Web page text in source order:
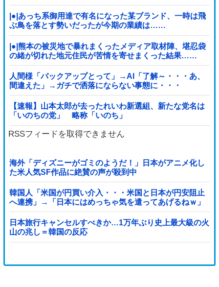
|●|あっち系御用達で有名になった某ブランド、一時は飛
ぶ鳥を落とす勢いだったが今期の業績は……
|●|熊本の被災地で暴れまくったメディア取材陣、堪忍袋
の緒が切れた地元住民が苦情を寄せまくった結果……
人間様「バックアップとって」→AI「了解～・・・あ、
間違えた」→ガチで洒落にならない事態に・・・
【速報】山本太郎が去ったれいわ新選組、新たな党名は
「いのちの党」 略称「いのち」
RSSフィードを取得できません
海外「ディズニーがゴミのようだ！」日本がアニメ化し
た米人気SF作品に絶賛の声が殺到中
韓国人「米国が円買い介入・・・米国と日本が円安阻止
へ連携」→「日本にはめっちゃ気を遣ってあげるねｗ」
「ウォンも救ってくれ・・・」
日本旅行キャンセルすべきか…1万年ぶり史上最大級の火
山の兆し＝韓国の反応